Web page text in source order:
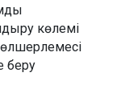
көлемі
беру